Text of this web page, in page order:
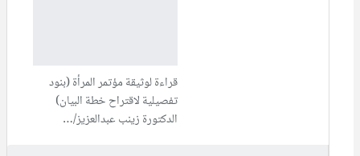
قراءة لوثيقة مؤتمر المرأة (بنود
تفصيلية لاقتراح خطة البيان)
الدكتورة زينب عبدالعزيز/…